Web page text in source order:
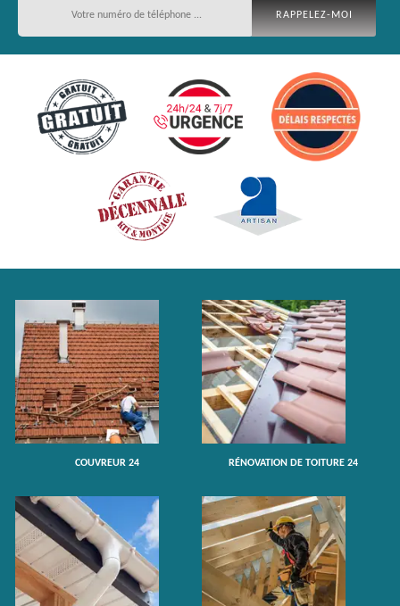
COUVREUR 24 RÉNOVATION DE TOITURE 24